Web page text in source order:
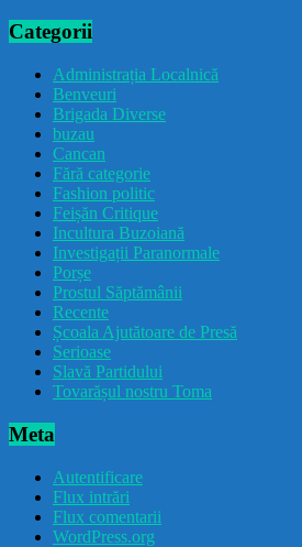
Categorii
Administrația Localnică
Benveuri
Brigada Diverse
buzau
Cancan
Fără categorie
Fashion politic
Feișăn Critique
Incultura Buzoiană
Investigații Paranormale
Porșe
Prostul Săptămânii
Recente
Școala Ajutătoare de Presă
Serioase
Slavă Partidului
Tovarășul nostru Toma
Meta
Autentificare
Flux intrări
Flux comentarii
WordPress.org